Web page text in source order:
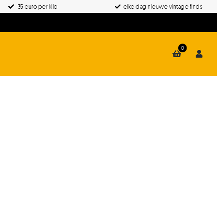
35 euro per kilo elke dag nieuwe vintage finds
0